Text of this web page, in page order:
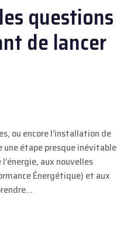
questions
de lancer
ou encore l’installation de
étape presque inévitable
aux nouvelles
Énergétique) et aux